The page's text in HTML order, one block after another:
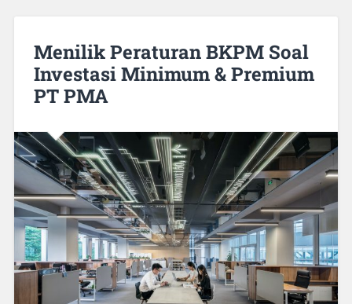
Menilik Peraturan BKPM Soal
Investasi Minimum & Premium
PT PMA